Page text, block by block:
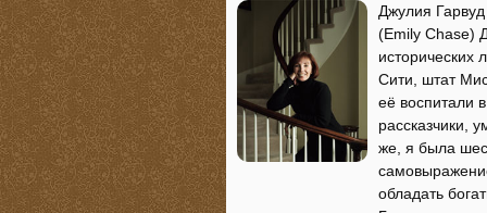
Джулия
(Emily Chase)
исторических
Сити, штат
её воспитали
рассказчики,
же, я была
обладать